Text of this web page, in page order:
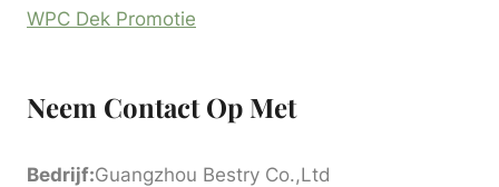
WPC Dek Promotie
Neem Contact Op Met
Bedrijf:Guangzhou Bestry Co.,Ltd